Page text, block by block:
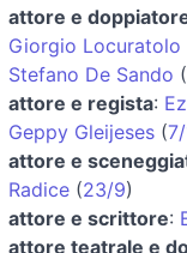
attore e
Giorgio Locuratolo
Stefano De Sando (
attore e regista:
Geppy Gleijeses (
attore e
Radice (23/9)
attore e scrittore:
attore teatrale e